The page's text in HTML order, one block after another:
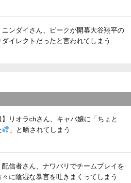
ニンダイさん、ピークが開幕大谷翔平の
イレクトだったと言われてしまう
】リオラchさん、キャバ嬢に「ちょと
」と晒されてしまう
配信者さん、ナワバリでチームプレイを
に陰湿な暴言を吐きまくってしまう